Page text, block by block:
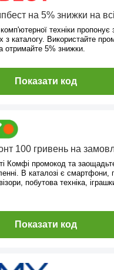
на 5% знижки на
комп'ютерної техніки
з каталогу. Використайте
отримайте 5% знижки.
Показати код
100 гривень на
Комфі промокод та
В каталозі є смартфони,
побутова техніка,
Показати код